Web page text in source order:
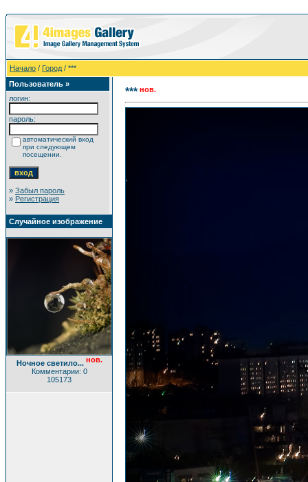
Начало / Город / ***
Пользователь »
логин:
пароль:
автоматический вход
при следующем
посещении.
» Забыл пароль
» Регистрация
Случайное изображение
Ночное светило... нов.
Комментарии: 0
105173
*** нов.